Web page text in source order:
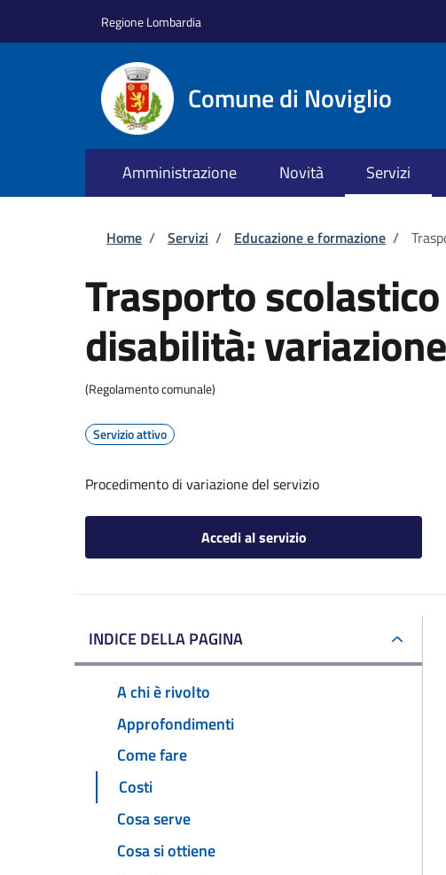
Regione Lombardia
Comune di Noviglio
Amministrazione Novità Servizi
Briciole di pane
Home / Servizi / Educazione e formazione /
Trasporto
disabilità:
(Regolamento comunale)
Servizio attivo
Procedimento di variazione del servizio
Accedi al servizio
INDICE DELLA PAGINA
A chi è rivolto
Approfondimenti
Come fare
Costi
Cosa serve
Cosa si ottiene